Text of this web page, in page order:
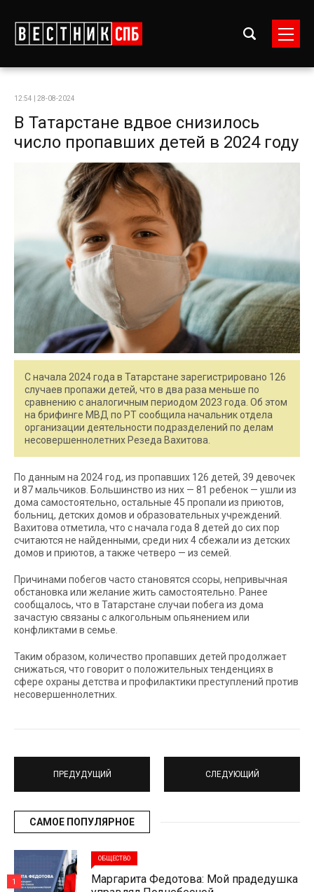
12:54 | 28-08-2024
В Татарстане вдвое снизилось
число пропавших детей в 2024 году
С начала 2024 года в Татарстане зарегистрировано 126
случаев пропажи детей, что в два раза меньше по
сравнению с аналогичным периодом 2023 года. Об этом
на брифинге МВД по РТ сообщила начальник отдела
организации деятельности подразделений по делам
несовершеннолетних Резеда Вахитова.
По данным на 2024 год, из пропавших 126 детей, 39 девочек
и 87 мальчиков. Большинство из них — 81 ребенок — ушли из
дома самостоятельно, остальные 45 пропали из приютов,
больниц, детских домов и образовательных учреждений.
Вахитова отметила, что с начала года 8 детей до сих пор
считаются не найденными, среди них 4 сбежали из детских
домов и приютов, а также четверо — из семей.
Причинами побегов часто становятся ссоры, непривычная
обстановка или желание жить самостоятельно. Ранее
сообщалось, что в Татарстане случаи побега из дома
зачастую связаны с алкогольным опьянением или
конфликтами в семье.
Таким образом, количество пропавших детей продолжает
снижаться, что говорит о положительных тенденциях в
сфере охраны детства и профилактики преступлений против
несовершеннолетних.
ПРЕДУДУЩИЙ СЛЕДУЮЩИЙ
САМОЕ ПОПУЛЯРНОЕ
ОБЩЕСТВО
Маргарита Федотова: Мой прадедушка
1